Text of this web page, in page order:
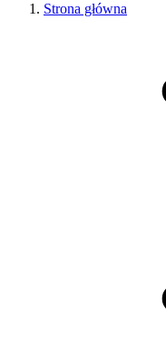
Strona główna